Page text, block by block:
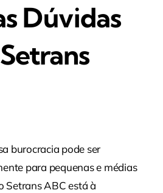
Dúvidas
burocracia pode ser
para pequenas e médias
Setrans ABC está à